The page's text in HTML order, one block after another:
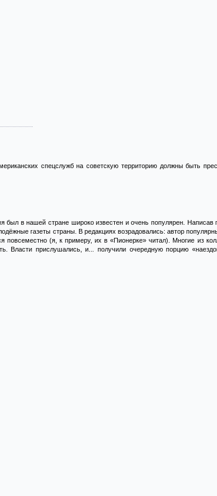
спецслужб на советскую территорию должны быть
в нашей стране широко известен и очень популярен. Написав
газеты страны. В редакциях возрадовались: автор
повсеместно (я, к примеру, их в «Пионерке» читал). Многие из
Власти прислушались, и... получили очередную порцию